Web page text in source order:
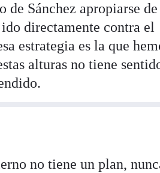
Sánchez apropiarse
directamente contra el
estrategia es la que
alturas no tiene
no tiene un plan,